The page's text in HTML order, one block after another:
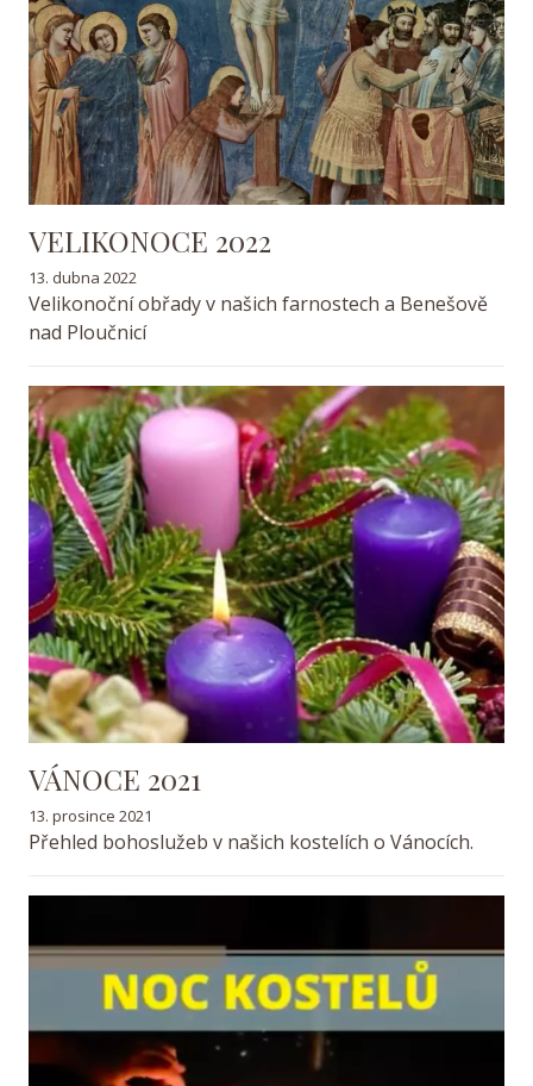
VELIKONOCE 2022
13. dubna 2022
Velikonoční obřady v našich farnostech a Benešově
nad Ploučnicí
VÁNOCE 2021
13. prosince 2021
Přehled bohoslužeb v našich kostelích o Vánocích.